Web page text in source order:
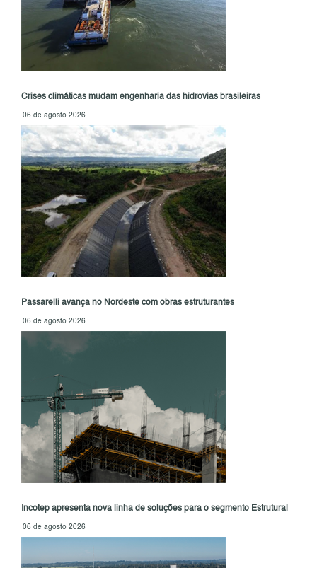
Crises climáticas mudam engenharia das hidrovias brasileiras
06 de agosto 2026
Passarelli avança no Nordeste com obras estruturantes
06 de agosto 2026
Incotep apresenta nova linha de soluções para o segmento Estrutural
06 de agosto 2026